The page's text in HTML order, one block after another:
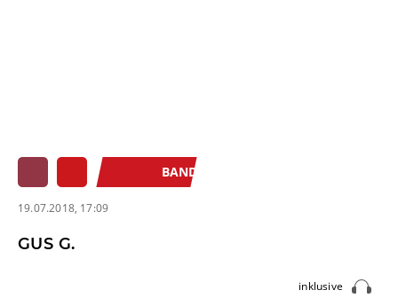
BAND
19.07.2018, 17:09
GUS G.
inklusive